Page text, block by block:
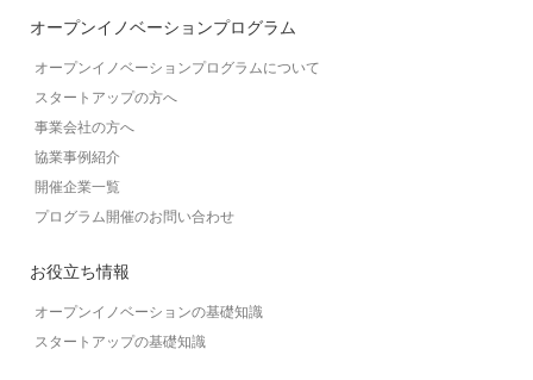
オープンイノベーションプログラム
オープンイノベーションプログラムについて
スタートアップの方へ
事業会社の方へ
協業事例紹介
開催企業一覧
プログラム開催のお問い合わせ
お役立ち情報
オープンイノベーションの基礎知識
スタートアップの基礎知識